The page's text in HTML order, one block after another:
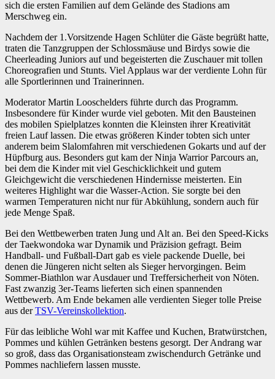
sich die ersten Familien auf dem Gelände des Stadions am
Merschweg ein.
Nachdem der 1.Vorsitzende Hagen Schlüter die Gäste begrüßt hatte,
traten die Tanzgruppen der Schlossmäuse und Birdys sowie die
Cheerleading Juniors auf und begeisterten die Zuschauer mit tollen
Choreografien und Stunts. Viel Applaus war der verdiente Lohn für
alle Sportlerinnen und Trainerinnen.
Moderator Martin Looschelders führte durch das Programm.
Insbesondere für Kinder wurde viel geboten. Mit den Bausteinen
des mobilen Spielplatzes konnten die Kleinsten ihrer Kreativität
freien Lauf lassen. Die etwas größeren Kinder tobten sich unter
anderem beim Slalomfahren mit verschiedenen Gokarts und auf der
Hüpfburg aus. Besonders gut kam der Ninja Warrior Parcours an,
bei dem die Kinder mit viel Geschicklichkeit und gutem
Gleichgewicht die verschiedenen Hindernisse meisterten. Ein
weiteres Highlight war die Wasser-Action. Sie sorgte bei den
warmen Temperaturen nicht nur für Abkühlung, sondern auch für
jede Menge Spaß.
Bei den Wettbewerben traten Jung und Alt an. Bei den Speed-Kicks
der Taekwondoka war Dynamik und Präzision gefragt. Beim
Handball- und Fußball-Dart gab es viele packende Duelle, bei
denen die Jüngeren nicht selten als Sieger hervorgingen. Beim
Sommer-Biathlon war Ausdauer und Treffersicherheit von Nöten.
Fast zwanzig 3er-Teams lieferten sich einen spannenden
Wettbewerb. Am Ende bekamen alle verdienten Sieger tolle Preise
aus derTSV-Vereinskollektion.
Für das leibliche Wohl war mit Kaffee und Kuchen, Bratwürstchen,
Pommes und kühlen Getränken bestens gesorgt. Der Andrang war
so groß, dass das Organisationsteam zwischendurch Getränke und
Pommes nachliefern lassen musste.